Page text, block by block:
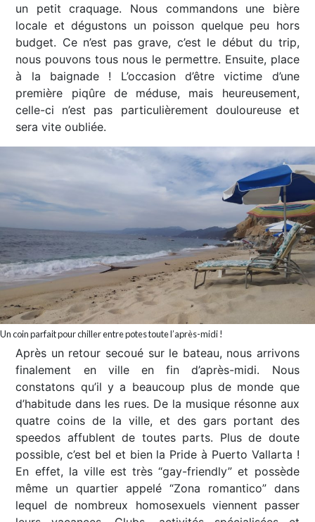
un petit craquage. Nous commandons une bière
locale et dégustons un poisson quelque peu hors
budget. Ce n’est pas grave, c’est le début du trip,
nous pouvons tous nous le permettre. Ensuite, place
à la baignade ! L’occasion d’être victime d’une
première piqûre de méduse, mais heureusement,
celle-ci n’est pas particulièrement douloureuse et
sera vite oubliée.
Un coin parfait pour chiller entre potes toute l’après-midi !
Après un retour secoué sur le bateau, nous arrivons
finalement en ville en fin d’après-midi. Nous
constatons qu’il y a beaucoup plus de monde que
d’habitude dans les rues. De la musique résonne aux
quatre coins de la ville, et des gars portant des
speedos affublent de toutes parts. Plus de doute
possible, c’est bel et bien la Pride à Puerto Vallarta !
En effet, la ville est très “gay-friendly” et possède
même un quartier appelé “Zona romantico” dans
lequel de nombreux homosexuels viennent passer